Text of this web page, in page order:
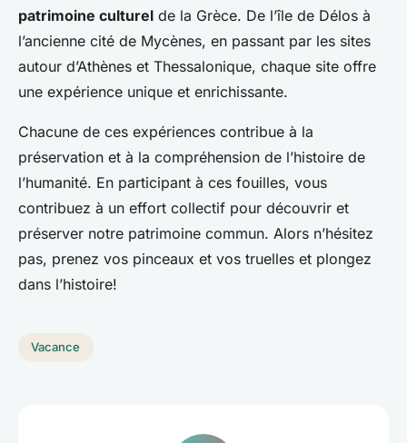
patrimoine culturel de la Grèce. De l’île de Délos à
l’ancienne cité de Mycènes, en passant par les sites
autour d’Athènes et Thessalonique, chaque site offre
une expérience unique et enrichissante.
Chacune de ces expériences contribue à la
préservation et à la compréhension de l’histoire de
l’humanité. En participant à ces fouilles, vous
contribuez à un effort collectif pour découvrir et
préserver notre patrimoine commun. Alors n’hésitez
pas, prenez vos pinceaux et vos truelles et plongez
dans l’histoire!
Vacance